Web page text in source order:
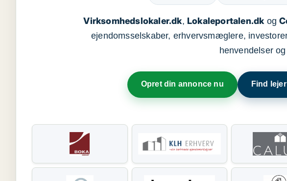
Virksomhedslokaler.dk, Lokaleportalen.dkog
ejendomsselskaber, erhvervsmæglere,
henvendelser
Opret din annonce nu Find